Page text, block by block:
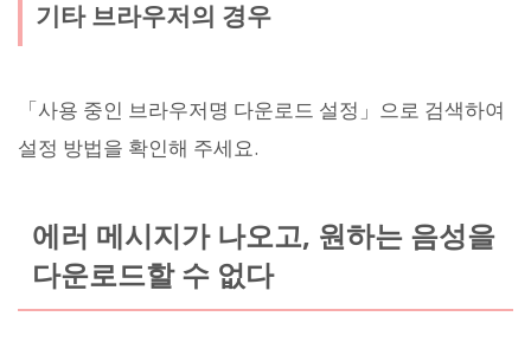
기타 브라우저의 경우
「사용 중인 브라우저명 다운로드 설정」으로 검색하여
설정 방법을 확인해 주세요.
에러 메시지가 나오고, 원하는 음성을
다운로드할 수 없다